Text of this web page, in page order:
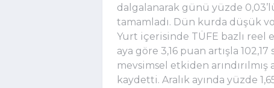
dalgalanarak günü yüzde
tamamladı. Dün kurda düşük
Yurt içerisinde TÜFE bazlı reel
aya göre 3,16 puan artışla
mevsimsel etkiden
kaydetti. Aralık ayında yüzde